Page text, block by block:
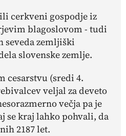
cerkveni gospodje iz
blagoslovom - tudi
seveda zemljiški
slovenske zemlje.
cesarstvu (sredi 4.
veljal za deveto
večja pa je
se kraj lahko pohvali, da
2187 let.